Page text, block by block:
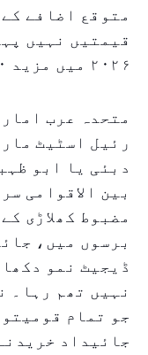
متوقع اضافے
قیمتیں نہیں
۲۰۲۶ میں مزید ۱۰% اضافہ متوقع
متحدہ عرب
رئیل اسٹیٹ
دبئی یا ابو
بین الاقوامی
مضبوط کھلاڑی
برسوں میں،
نہیں تھم رہا۔
جو تمام
جائیداد